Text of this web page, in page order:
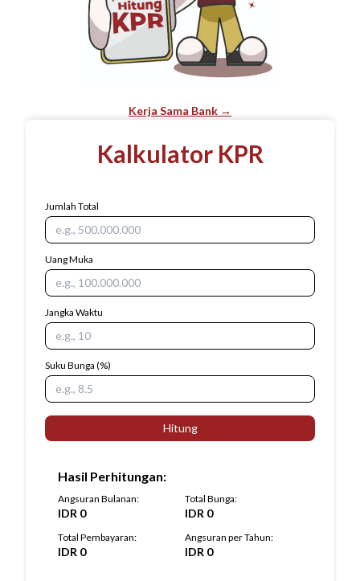
Kerja Sama Bank →
Kalkulator KPR
Jumlah Total
Uang Muka
Jangka Waktu
Suku Bunga (%)
Hitung
Hasil Perhitungan:
Angsuran Bulanan:
IDR 0
Total Bunga:
IDR 0
Total Pembayaran:
IDR 0
Angsuran per Tahun:
IDR 0